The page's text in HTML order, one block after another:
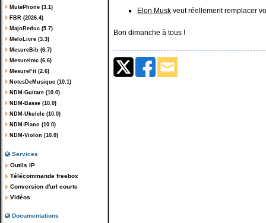
MutePhone (3.1)
FBR (2026.4)
MajoReduc (5.7)
MeloLivre (3.3)
MesureBib (6.7)
MesureImc (6.6)
MesureFit (2.6)
NotesDeMusique (10.1)
NDM-Guitare (10.0)
NDM-Basse (10.0)
NDM-Ukulele (10.0)
NDM-Piano (10.0)
NDM-Violon (10.0)
Services
Outils IP
Télécommande freebox
Conversion d'url courte
Vidéos
Documentations
Elon Musk veut réellement remplacer
Bon dimanche à tous !